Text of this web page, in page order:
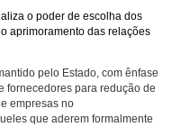
o poder de escolha dos
aprimoramento das relações
pelo Estado, com ênfase
fornecedores para redução de
empresas no
que aderem formalmente